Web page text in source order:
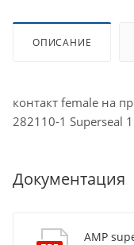
ОПИСАНИЕ
контакт female на
282110-1 Superseal
Документация
AMP